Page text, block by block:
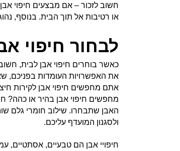
חשוב לזכור – אם מבצעים חיפוי
או רטיבות אל תוך הבית. בנוסף,
לבחור חיפוי
כאשר בוחרים חיפוי אבן לבית,
את האפשרויות העומדות בפניכם,
אתם מחפשים חיפוי אבן לקירות
מחפשים חיפוי אבן בהיר או כהה?
האבן שתבחרו. שילוב חומרי גלם
ולסגנון המועדף עליכם.
חיפויי אבן הם טבעיים, אסתטיים,